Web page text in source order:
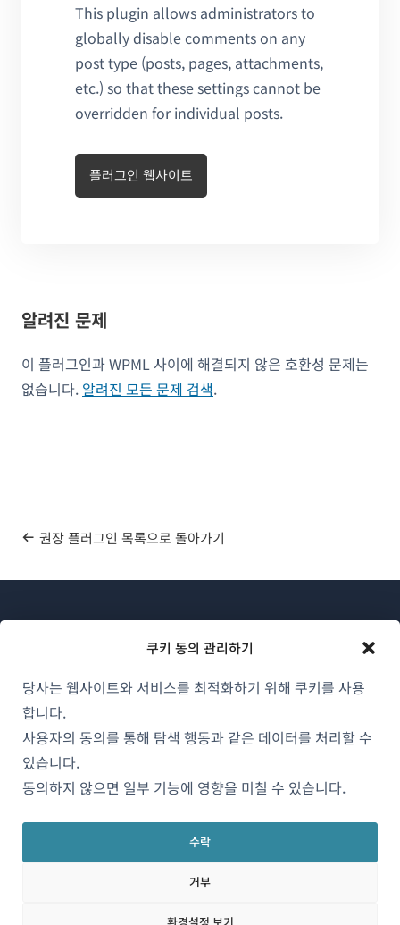
쿠키 동의 관리하기
당사는 웹사이트와 서비스를 최적화하기 위해 쿠키를 사용
합니다.
사용자의 동의를 통해 탐색 행동과 같은 데이터를 처리할 수
있습니다.
동의하지 않으면 일부 기능에 영향을 미칠 수 있습니다.
수락
거부
This plugin allows administrators to
globally disable comments on any
post type (posts, pages, attachments,
etc.) so that these settings cannot be
overridden for individual posts.
플러그인 웹사이트
알려진 문제
이 플러그인과 WPML 사이에 해결되지 않은 호환성 문제는
없습니다. 알려진 모든 문제 검색.
권장 플러그인 목록으로 돌아가기
OnTheGoSystems Limited
한국어
WPML 소개
GDPR 및 개인정보 처리방침
창
열
(새
창
서
(새
창
에
서
열
(새
창
서